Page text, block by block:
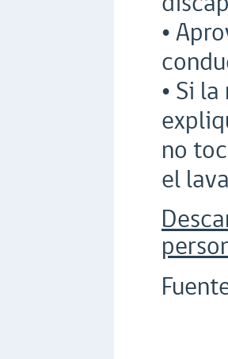
•
• Si
no
el